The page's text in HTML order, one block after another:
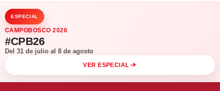
ESPECIAL
CAMPOBOSCO 2026
#CPB26
Del 31 de julio al 8 de agosto
VER ESPECIAL